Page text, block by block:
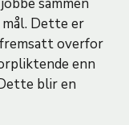
Dette er
overfor
enn
blir en